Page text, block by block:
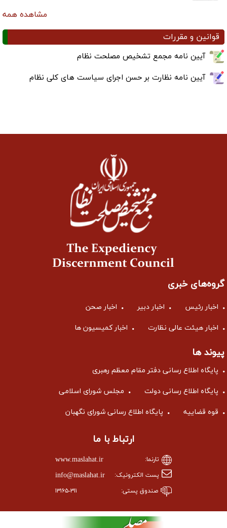
مشاهده همه
قوانین و مقررات
آیین نامه مجمع تشخیص مصلحت نظام
آیین نامه نظارت بر حسن اجرای سیاست های کلی نظام
گروه‌های خبری
اخبار رئیس اخبار دبیر اخبار صحن
اخبار هیئت عالی نظارت اخبار کمیسیون ها
پیوند ها
پایگاه اطلاع رسانی دفتر مقام معظم رهبری
پایگاه اطلاع رسانی دولت مجلس شورای اسلامی
قوه قضاییه پایگاه اطلاع رسانی شورای نگهبان
ارتباط با ما
تارنما: www.maslahat.ir
پست الکترونیک: info@maslahat.ir
صندوق پستی: ۱۳۱۶۵-۳۱۱